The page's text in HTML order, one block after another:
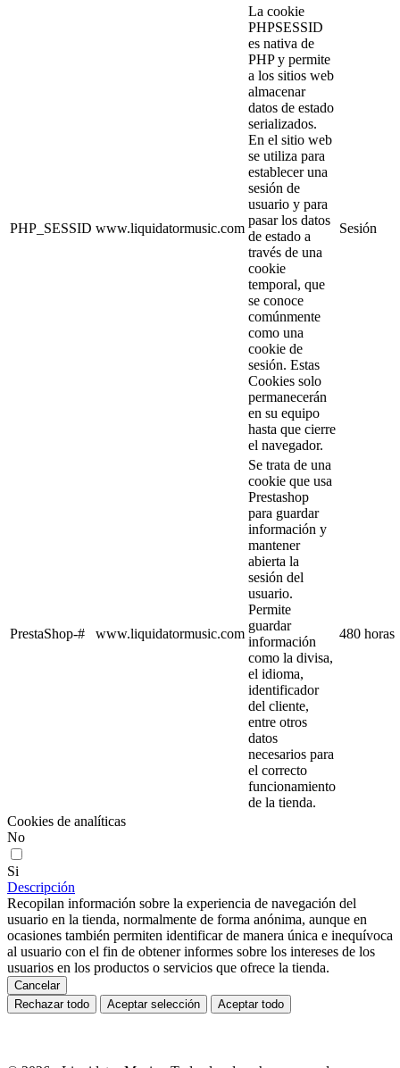
PHP_SESSID www.liquidatormusic.com
La cookie
PHPSESSID
es nativa de
PHP y permite
a los sitios web
almacenar
datos de estado
serializados.
En el sitio web
se utiliza para
establecer una
sesión de
usuario y para
pasar los datos
de estado a
través de una
cookie
temporal, que
se conoce
comúnmente
como una
cookie de
sesión. Estas
Cookies solo
permanecerán
en su equipo
hasta que cierre
el navegador.
Sesión
PrestaShop-# www.liquidatormusic.com
Se trata de una
cookie que usa
Prestashop
para guardar
información y
mantener
abierta la
sesión del
usuario.
Permite
guardar
información
como la divisa,
el idioma,
identificador
del cliente,
entre otros
datos
necesarios para
el correcto
funcionamiento
de la tienda.
480 horas
Cookies de analíticas
No
Si
Descripción
Recopilan información sobre la experiencia de navegación del
usuario en la tienda, normalmente de forma anónima, aunque en
ocasiones también permiten identificar de manera única e inequívoca
al usuario con el fin de obtener informes sobre los intereses de los
usuarios en los productos o servicios que ofrece la tienda.
Cancelar
Rechazar todo
Aceptar selección Aceptar todo